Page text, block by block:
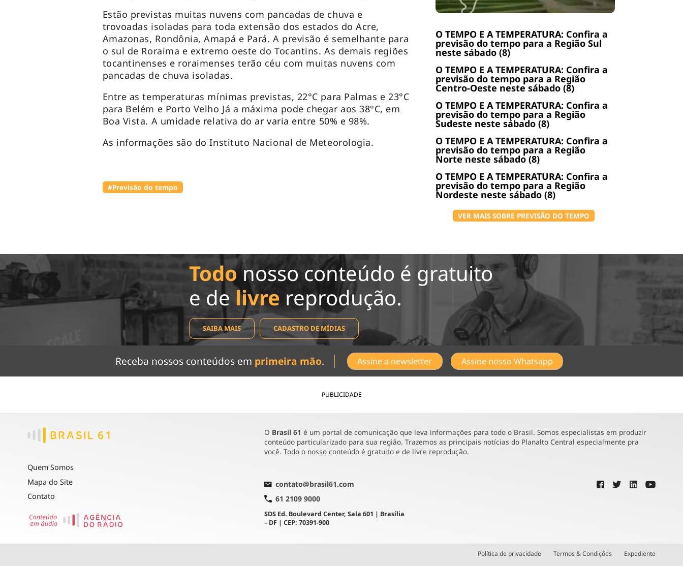
O TEMPO E A TEMPERATURA: Confira a
previsão do tempo para a Região Sul
neste sábado (8)
O TEMPO E A TEMPERATURA: Confira a
previsão do tempo para a Região
Centro-Oeste neste sábado (8)
O TEMPO E A TEMPERATURA: Confira a
previsão do tempo para a Região
Sudeste neste sábado (8)
O TEMPO E A TEMPERATURA: Confira a
previsão do tempo para a Região
Norte neste sábado (8)
O TEMPO E A TEMPERATURA: Confira a
previsão do tempo para a Região
Nordeste neste sábado (8)
VER MAIS SOBRE PREVISÃO DO TEMPO
Estão previstas muitas nuvens com pancadas de chuva e
trovoadas isoladas para toda extensão dos estados do Acre,
Amazonas, Rondônia, Amapá e Pará. A previsão é semelhante para
o sul de Roraima e extremo oeste do Tocantins. As demais regiões
tocantinenses e roraimenses terão céu com muitas nuvens com
pancadas de chuva isoladas.
Entre as temperaturas mínimas previstas, 22°C para Palmas e 23°C
para Belém e Porto Velho Já a máxima pode chegar aos 38°C, em
Boa Vista. A umidade relativa do ar varia entre 50% e 98%.
As informações são do Instituto Nacional de Meteorologia.
#Previsão do tempo
Todonosso conteúdo é gratuito
e de livre reprodução.
SAIBA MAIS CADASTRO DE MÍDIAS
Receba nossos conteúdos em primeira mão. Assine a newsletter Assine nosso Whatsapp
PUBLICIDADE
Quem Somos
Mapa do Site
Contato
O Brasil 61 é um portal de comunicação que leva informações para todo o Brasil. Somos especialistas em produzir
conteúdo particularizado para sua região. Trazemos as principais notícias do Planalto Central especialmente pra
você. Todo o nosso conteúdo é gratuito e de livre reprodução.
contato@brasil61.com
61 2109 9000
SDS Ed. Boulevard Center, Sala 601 | Brasília
– DF | CEP: 70391-900
Política de privacidade Termos & Condições Expediente